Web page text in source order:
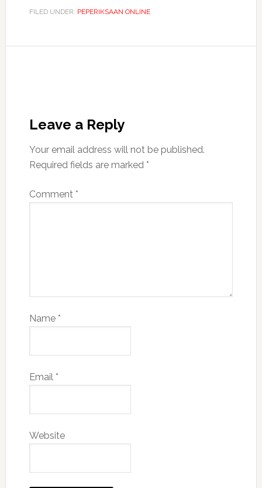
FILED UNDER: PEPERIKSAAN ONLINE
Leave a Reply
Your email address will not be published.
Required fields are marked *
Comment *
Name *
Email *
Website